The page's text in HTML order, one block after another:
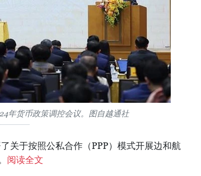
年货币政策调控会议。图自越通社
关于按照公私合作（PPP）模式开展边和航
阅读全文